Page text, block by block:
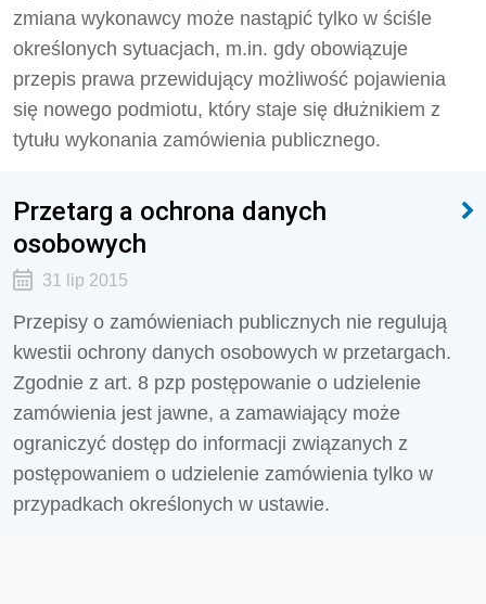
zmiana wykonawcy może nastąpić tylko w ściśle
określonych sytuacjach, m.in. gdy obowiązuje
przepis prawa przewidujący możliwość pojawienia
się nowego podmiotu, który staje się dłużnikiem z
tytułu wykonania zamówienia publicznego.
Przetarg a ochrona danych
osobowych
31 lip 2015
Przepisy o zamówieniach publicznych nie regulują
kwestii ochrony danych osobowych w przetargach.
Zgodnie z art. 8 pzp postępowanie o udzielenie
zamówienia jest jawne, a zamawiający może
ograniczyć dostęp do informacji związanych z
postępowaniem o udzielenie zamówienia tylko w
przypadkach określonych w ustawie.